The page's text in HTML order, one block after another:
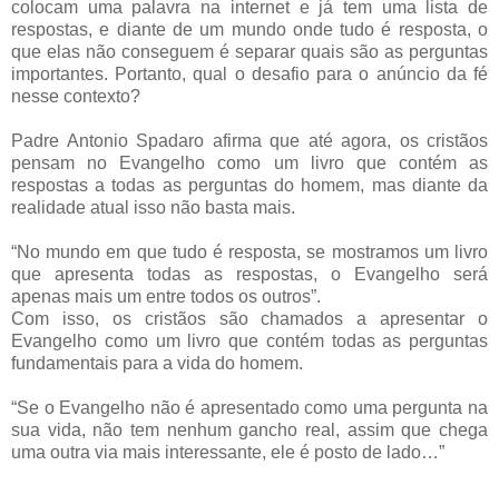
colocam uma palavra na internet e já tem uma lista de
respostas, e diante de um mundo onde tudo é resposta, o
que elas não conseguem é separar quais são as perguntas
importantes. Portanto, qual o desafio para o anúncio da fé
nesse contexto?
Padre Antonio Spadaro afirma que até agora, os cristãos
pensam no Evangelho como um livro que contém as
respostas a todas as perguntas do homem, mas diante da
realidade atual isso não basta mais.
“No mundo em que tudo é resposta, se mostramos um livro
que apresenta todas as respostas, o Evangelho será
apenas mais um entre todos os outros”.
Com isso, os cristãos são chamados a apresentar o
Evangelho como um livro que contém todas as perguntas
fundamentais para a vida do homem.
“Se o Evangelho não é apresentado como uma pergunta na
sua vida, não tem nenhum gancho real, assim que chega
uma outra via mais interessante, ele é posto de lado…”